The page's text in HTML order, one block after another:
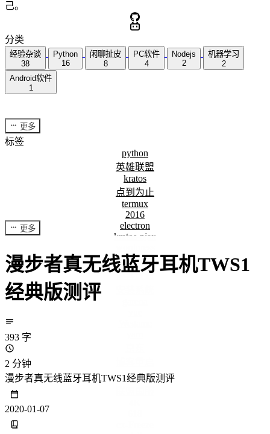
己。
分类
经验杂谈
38
Python
16
闲聊扯皮
8
PC软件
4
Nodejs
2
机器学习
2
Android软件
1
更多
标签
python
英雄联盟
kratos
点到为止
termux
2016
electron
kratos-pjax
修改语音
博客改造
双系统
更多
漫步者真无线蓝牙耳机TWS1
经典版测评
393 字
2 分钟
漫步者真无线蓝牙耳机TWS1经典版测评
2020-01-07